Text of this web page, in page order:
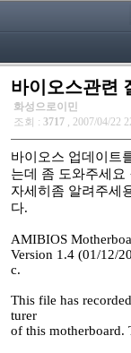
바이오스관련
화성으로이민
조회 : 3717 , 2007/04/22
바이오스 업데이트
는데 좀 도와주세요
자세히좀 알려주세
다.
AMIBIOS
Version 1.4 (01/12/
c.
This file has
turer
of this motherboard.